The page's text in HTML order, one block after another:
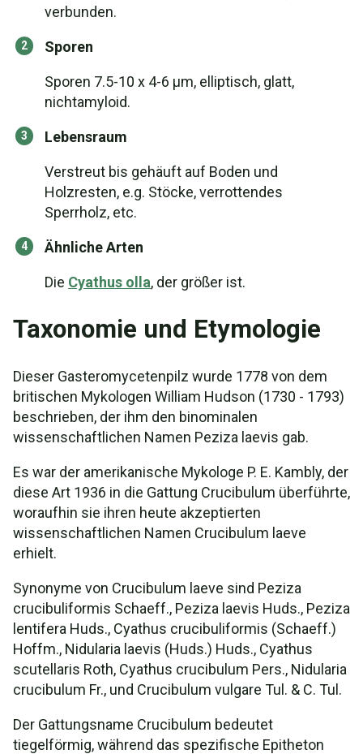
verbunden.
Sporen
Sporen 7.5-10 x 4-6 µm, elliptisch, glatt,
nichtamyloid.
Lebensraum
Verstreut bis gehäuft auf Boden und
Holzresten, e.g. Stöcke, verrottendes
Sperrholz, etc.
Ähnliche Arten
Die Cyathus olla, der größer ist.
Taxonomie und Etymologie
Dieser Gasteromycetenpilz wurde 1778 von dem
britischen Mykologen William Hudson (1730 - 1793)
beschrieben, der ihm den binominalen
wissenschaftlichen Namen Peziza laevis gab.
Es war der amerikanische Mykologe P. E. Kambly, der
diese Art 1936 in die Gattung Crucibulum überführte,
woraufhin sie ihren heute akzeptierten
wissenschaftlichen Namen Crucibulum laeve
erhielt.
Synonyme von Crucibulum laeve sind Peziza
crucibuliformis Schaeff., Peziza laevis Huds., Peziza
lentifera Huds., Cyathus crucibuliformis (Schaeff.)
Hoffm., Nidularia laevis (Huds.) Huds., Cyathus
scutellaris Roth, Cyathus crucibulum Pers., Nidularia
crucibulum Fr., und Crucibulum vulgare Tul. & C. Tul.
Der Gattungsname Crucibulum bedeutet
tiegelförmig, während das spezifische Epitheton